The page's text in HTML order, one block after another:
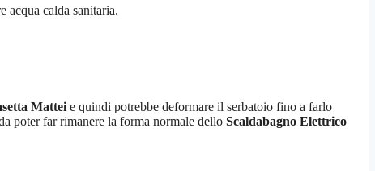
acqua calda sanitaria.
Mattei e quindi potrebbe deformare il serbatoio fino a farlo
poter far rimanere la forma normale dello Scaldabagno Elettrico